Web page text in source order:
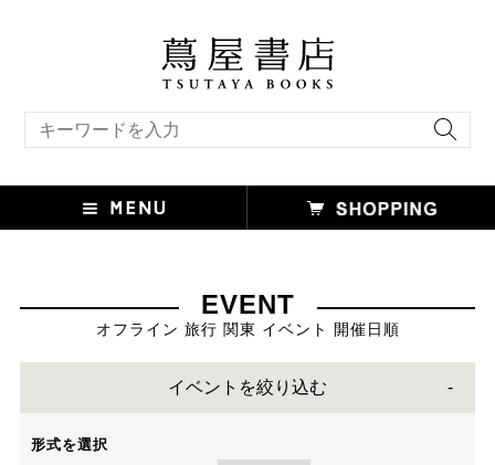
EVENT
オフライン 旅行 関東 イベント 開催日順
イベントを絞り込む
形式を選択